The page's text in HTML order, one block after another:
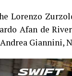
Lorenzo
Afan de
Giannini,